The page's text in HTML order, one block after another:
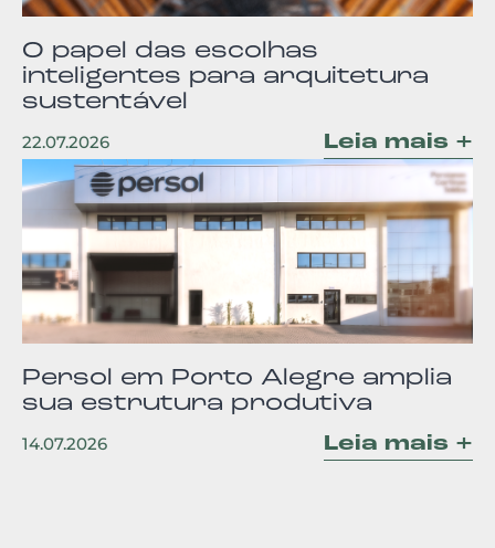
O papel das escolhas
inteligentes para arquitetura
sustentável
22.07.2026 Leia mais +
Persol em Porto Alegre amplia
sua estrutura produtiva
14.07.2026 Leia mais +